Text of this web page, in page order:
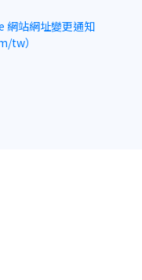
網站網址變更通知
tw）